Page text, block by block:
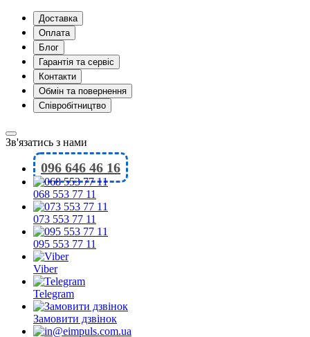
Доставка
Оплата
Блог
Гарантія та сервіс
Контакти
Обмін та повернення
Співробітництво
Зв'язатись з нами
096 646 46 16
068 553 77 11
073 553 77 11
095 553 77 11
Viber
Telegram
Замовити дзвінок